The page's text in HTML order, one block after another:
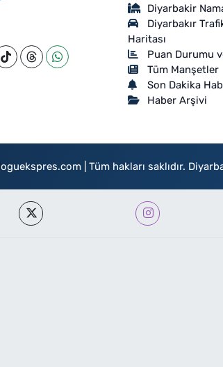
Diyarbakir
Diyarbakır
Haritası
Puan Durumu
Tüm Manşetler
Son Dakika
Haber Arşivi
| Tüm hakları saklıdır.